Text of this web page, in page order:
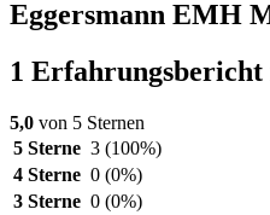
Eggersmann EMH
1 Erfahrungsbericht
5,0 von 5 Sternen
5 Sterne 3 (100%)
4 Sterne 0 (0%)
3 Sterne 0 (0%)